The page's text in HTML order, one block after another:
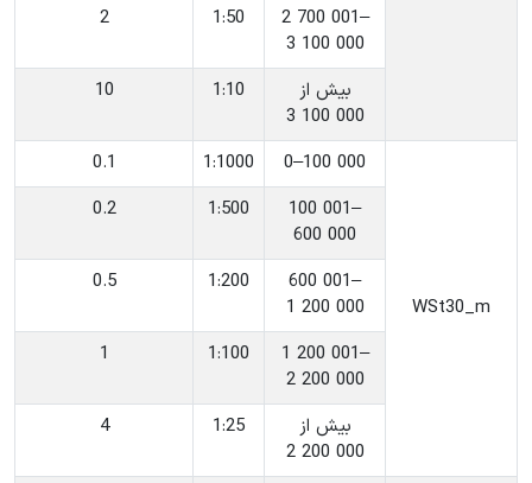
‎2 700 001–
3 100 000
‎1:50
2
‎بیش از
3 100 000
‎1:10
10
‎WSt30_m
‎0–100 000
‎1:1000
0.1
‎100 001–
600 000
‎1:500
0.2
‎600 001–
1 200 000
‎1:200
0.5
‎1 200 001–
2 200 000
‎1:100
1
‎بیش از
2 200 000
‎1:25
4